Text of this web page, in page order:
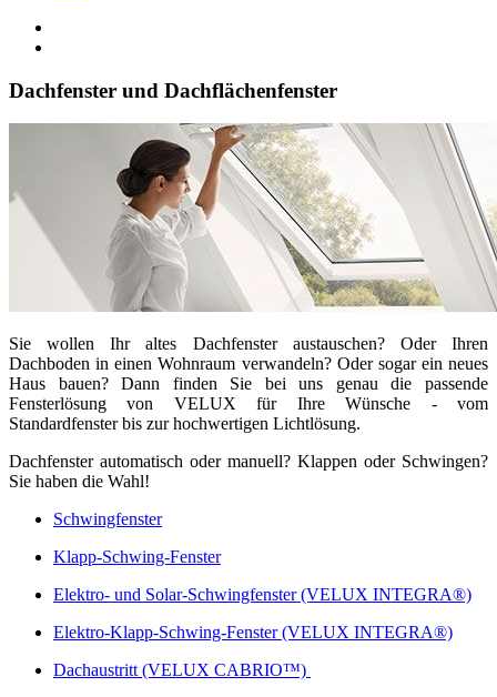
Dachfenster und Dachflächenfenster
Sie wollen Ihr altes Dachfenster austauschen? Oder Ihren
Dachboden in einen Wohnraum verwandeln? Oder sogar ein neues
Haus bauen? Dann finden Sie bei uns genau die passende
Fensterlösung von VELUX für Ihre Wünsche - vom
Standardfenster bis zur hochwertigen Lichtlösung.
Dachfenster automatisch oder manuell? Klappen oder Schwingen?
Sie haben die Wahl!
Schwingfenster
Klapp-Schwing-Fenster
Elektro- und Solar-Schwingfenster (VELUX INTEGRA®)
Elektro-Klapp-Schwing-Fenster (VELUX INTEGRA®)
Dachaustritt (VELUX CABRIO™)